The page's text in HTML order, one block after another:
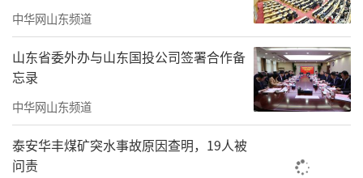
中华网山东频道
山东省委外办与山东国投公司签署合作备
忘录
中华网山东频道
泰安华丰煤矿突水事故原因查明，19人被
问责